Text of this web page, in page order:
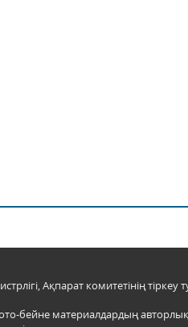
Ақпарат комитетінің тіркеу
бейне материалдардың